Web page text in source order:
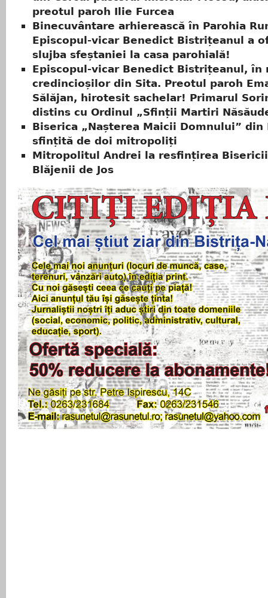
preotul paroh Ilie Furcea
Binecuvântare arhierească în Parohia
Episcopul-vicar Benedict Bistrițeanul a
slujba sfeștaniei la casa parohială!
Episcopul-vicar Benedict Bistrițeanul, în
credincioșilor din Sita. Preotul paroh
Sălăjan, hirotesit sachelar! Primarul
distins cu Ordinul „Sfinții Martiri
Biserica „Nașterea Maicii Domnului” din
sfințită de doi mitropoliți
Mitropolitul Andrei la resfințirea
Blăjenii de Jos